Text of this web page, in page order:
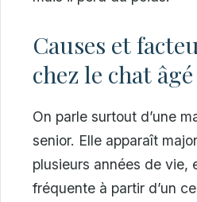
Causes et
chez le chat âgé
On parle surtout d’une
senior. Elle apparaît
plusieurs années de vie,
fréquente à partir d’un